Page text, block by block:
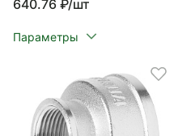
640.76 ₽/шт
Параметры